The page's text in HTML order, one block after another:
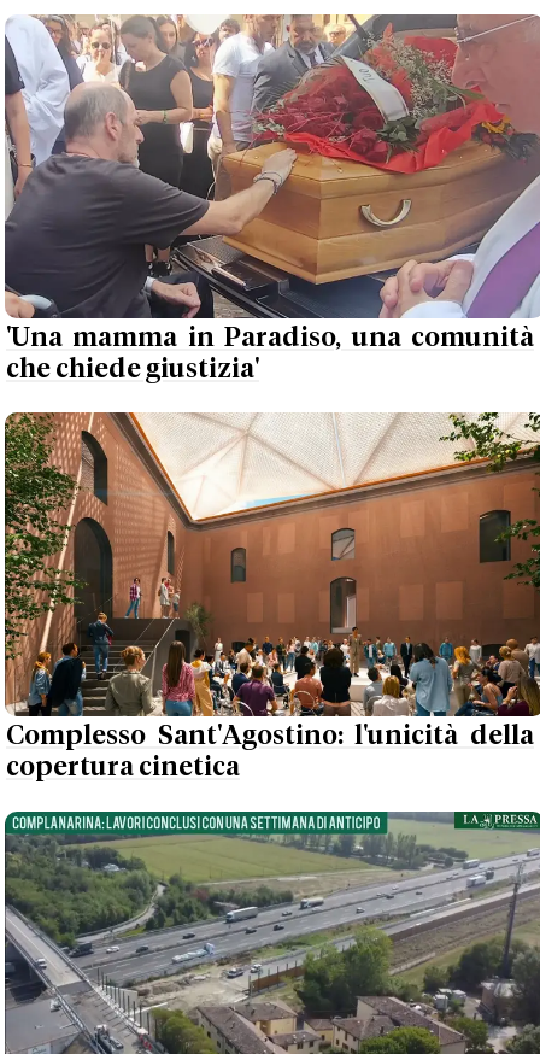
'Una mamma in Paradiso, una comunità
che chiede giustizia'
Complesso Sant'Agostino: l'unicità della
copertura cinetica